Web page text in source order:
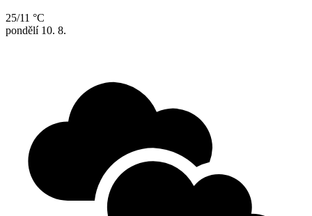
25/11 °C
pondělí 10. 8.